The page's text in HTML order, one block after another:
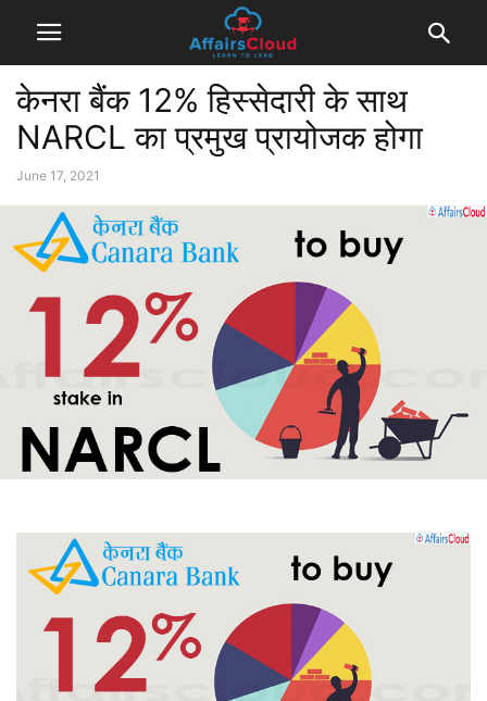
केनरा बैंक 12% हिस्सेदारी के साथ
NARCL का प्रमुख प्रायोजक होगा
June 17, 2021